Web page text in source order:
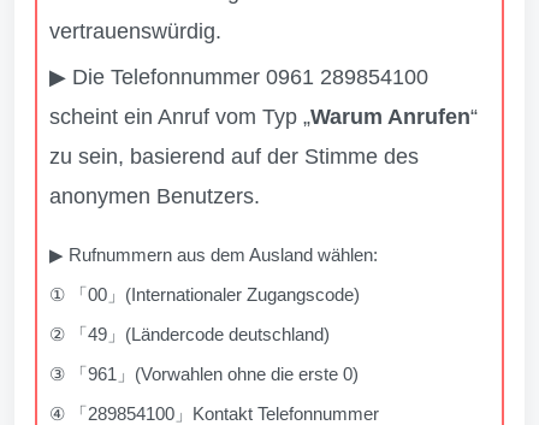
vertrauenswürdig.
▶ Die Telefonnummer 0961 289854100
scheint ein Anruf vom Typ „Warum Anrufen“
zu sein, basierend auf der Stimme des
anonymen Benutzers.
▶ Rufnummern aus dem Ausland wählen:
① 「00」(Internationaler Zugangscode)
② 「49」(Ländercode deutschland)
③ 「961」(Vorwahlen ohne die erste 0)
④ 「289854100」Kontakt Telefonnummer